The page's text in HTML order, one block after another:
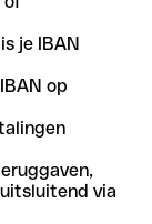
je IBAN
op
via